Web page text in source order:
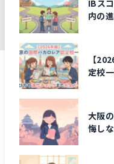
IBス
内の
【
定校
大阪
悔し